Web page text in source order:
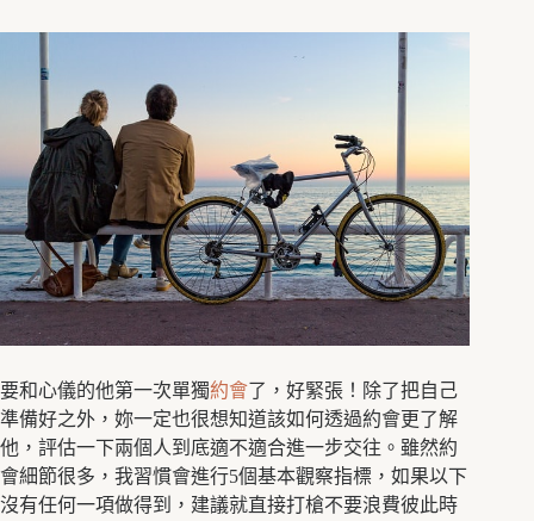
要和心儀的他第一次單獨約會了，好緊張！除了把自己
準備好之外，妳一定也很想知道該如何透過約會更了解
他，評估一下兩個人到底適不適合進一步交往。雖然約
會細節很多，我習慣會進行5個基本觀察指標，如果以下
沒有任何一項做得到，建議就直接打槍不要浪費彼此時